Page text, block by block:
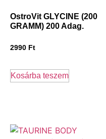
OstroVit GLYCINE (200
GRAMM) 200 Adag.
2990 Ft
Kosárba teszem